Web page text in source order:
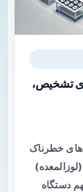
تشخیص،
خطرناک
دستگاه